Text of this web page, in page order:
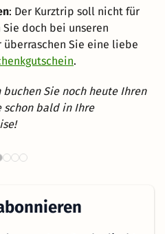
: Der Kurztrip soll nicht für
Sie doch bei unseren
überraschen Sie eine liebe
.
buchen Sie noch heute Ihren
schon bald in Ihre